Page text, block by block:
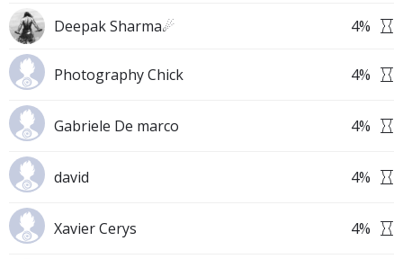
Deepak Sharma☄ 4%
Photography Chick 4%
Gabriele De marco 4%
david 4%
Xavier Cerys 4%